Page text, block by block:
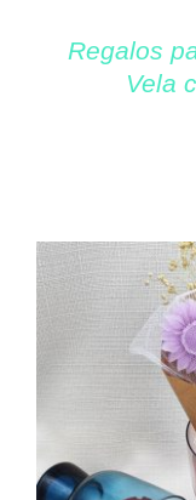
Regalos
Vela